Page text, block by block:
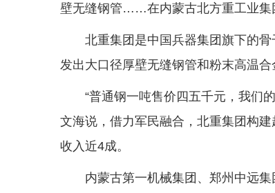
壁无缝钢管……在内蒙古北方重工业集
北重集团是中国兵器集团旗下的
发出大口径厚壁无缝钢管和粉末高温
“普通钢一吨售价四五千元，我们
文海说，借力军民融合，北重集团构
收入近4成。
内蒙古第一机械集团、郑州中远